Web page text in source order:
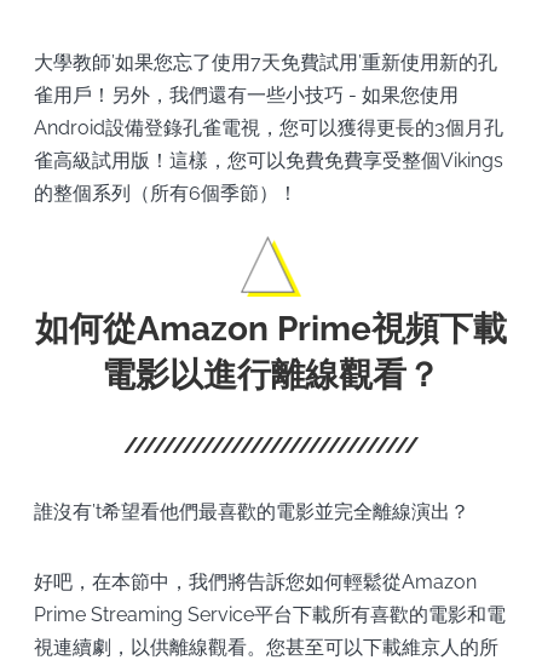
大學教師’如果您忘了使用7天免費試用’重新使用新的孔
雀用戶！另外，我們還有一些小技巧 - 如果您使用
Android設備登錄孔雀電視，您可以獲得更長的3個月孔
雀高級試用版！這樣，您可以免費免費享受整個Vikings
的整個系列（所有6個季節）！
如何從Amazon Prime視頻下載
電影以進行離線觀看？
誰沒有’t希望看他們最喜歡的電影並完全離線演出？
好吧，在本節中，我們將告訴您如何輕鬆從Amazon
Prime Streaming Service平台下載所有喜歡的電影和電
視連續劇，以供離線觀看。您甚至可以下載維京人的所